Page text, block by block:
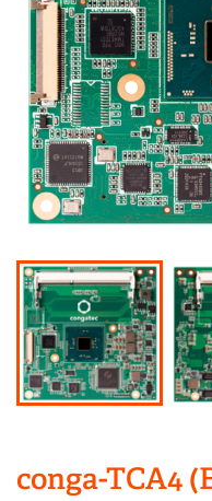
conga-TCA4